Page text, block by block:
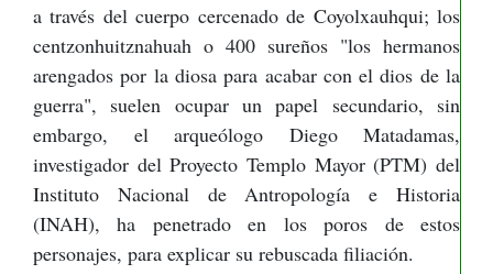
a través del cuerpo cercenado de Coyolxauhqui; los
centzonhuitznahuah o 400 sureños "los hermanos
arengados por la diosa para acabar con el dios de la
guerra", suelen ocupar un papel secundario, sin
embargo, el arqueólogo Diego Matadamas,
investigador del Proyecto Templo Mayor (PTM) del
Instituto Nacional de Antropología e Historia
(INAH), ha penetrado en los poros de estos
personajes, para explicar su rebuscada filiación.